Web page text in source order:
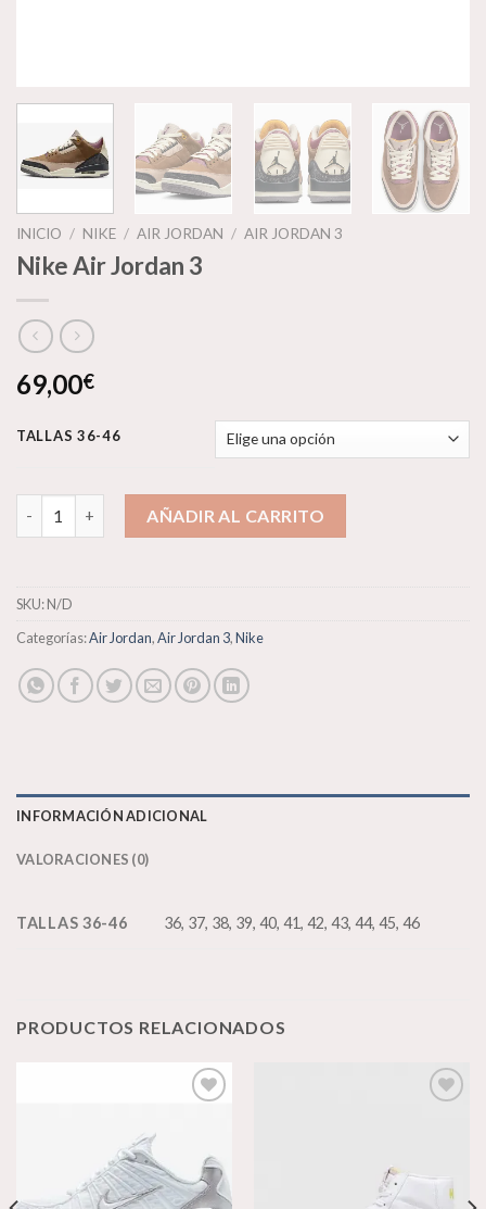
INICIO / NIKE / AIR JORDAN / AIR JORDAN 3
Nike Air Jordan 3
69,00€
TALLAS 36-46
Nike Air Jordan 3 cantidadAÑADIR AL CARRITO
SKU:N/D
Categorías:Air Jordan,Air Jordan 3,Nike
INFORMACIÓN ADICIONAL
VALORACIONES (0)
TALLAS 36-46 36, 37, 38, 39, 40, 41, 42, 43, 44, 45, 46
PRODUCTOS RELACIONADOS
Añadir
a la
lista de
deseos
deseos